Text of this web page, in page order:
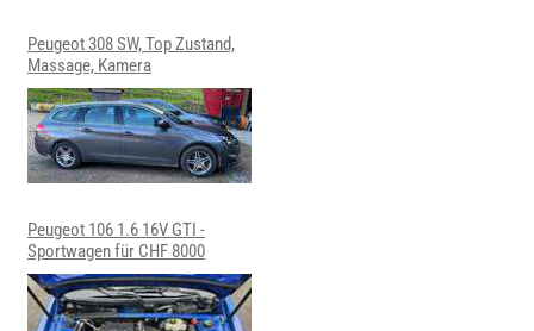
Peugeot 308 SW, Top Zustand,
Massage, Kamera
Peugeot 106 1.6 16V GTI -
Sportwagen für CHF 8000